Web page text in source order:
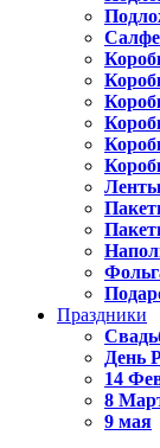
Праздники
День
14
8
9 мая